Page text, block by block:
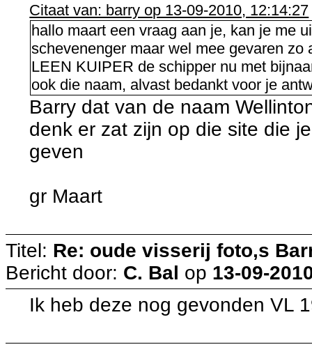
Citaat van: barry op 13-09-2010, 12:14:27
hallo maart een vraag aan je, kan je me
schevenenger maar wel mee gevaren
LEEN KUIPER de schipper nu met
ook die naam, alvast bedankt voor je
Barry dat van de naam
denk er zat zijn op die site die
geven
gr Maart
Titel: Re: oude visserij foto,s
Bericht door: C. Bal op 13-09-
Ik heb deze nog gevonden VL